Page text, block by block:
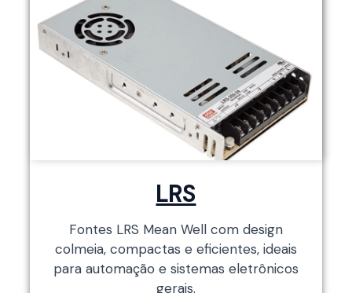
LRS
Fontes LRS Mean Well com design
colmeia, compactas e eficientes, ideais
para automação e sistemas eletrônicos
gerais.